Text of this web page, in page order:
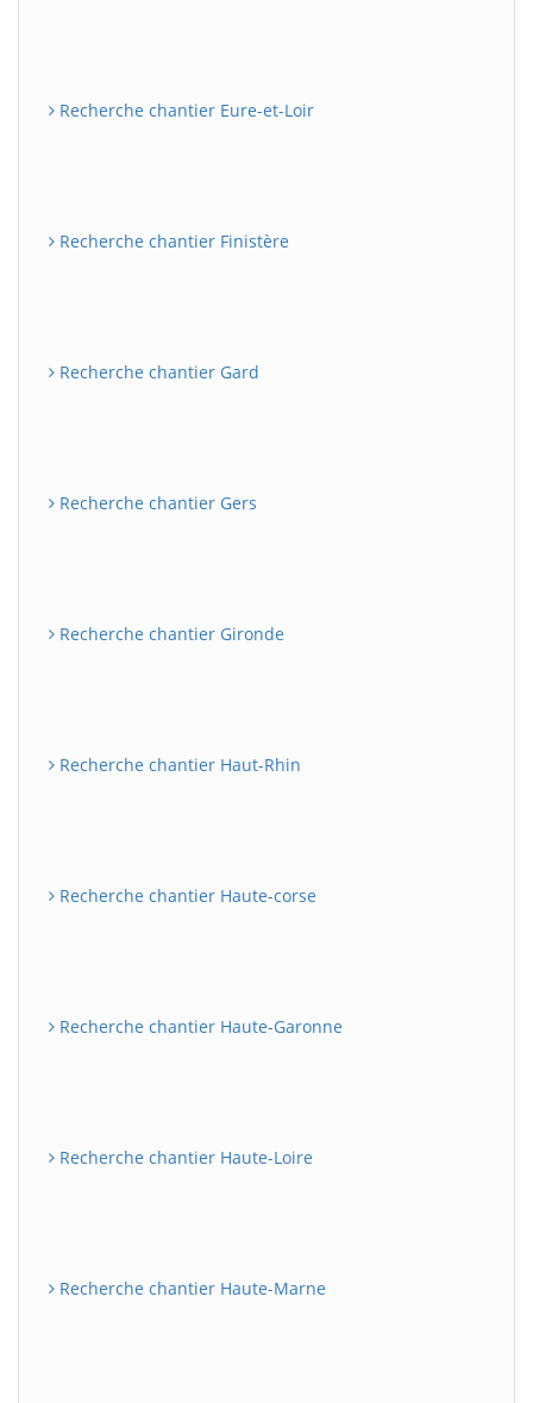
Recherche chantier Eure-et-Loir
Recherche chantier Finistère
Recherche chantier Gard
Recherche chantier Gers
Recherche chantier Gironde
Recherche chantier Haut-Rhin
Recherche chantier Haute-corse
Recherche chantier Haute-Garonne
Recherche chantier Haute-Loire
Recherche chantier Haute-Marne